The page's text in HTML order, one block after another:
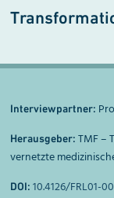
Interviewpartner:
Herausgeber:TMF –
vernetzte
DOI: 10.4126/FRL01-